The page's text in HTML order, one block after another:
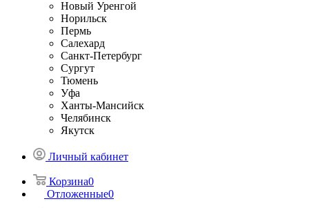
Новый Уренгой
Норильск
Пермь
Салехард
Санкт-Петербург
Сургут
Тюмень
Уфа
Ханты-Мансийск
Челябинск
Якутск
Личный кабинет
Корзина0
Отложенные0